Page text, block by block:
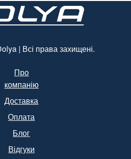
, чорний,
250 шт. /
Уп.
| Всі права захищені.
Про
компанію
Доставка
Оплата
Блог
Відгуки